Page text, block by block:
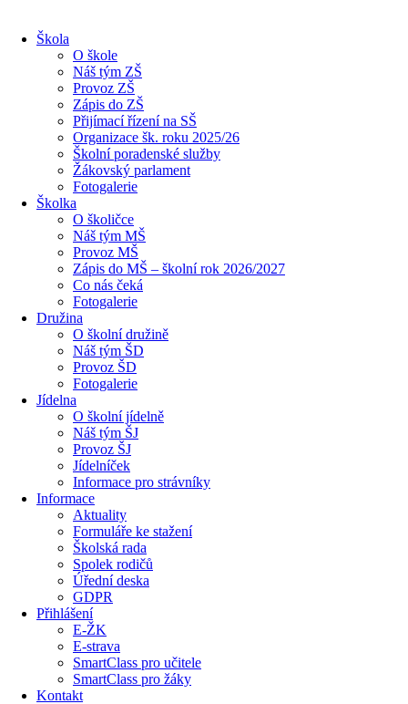
Škola
O škole
Náš tým ZŠ
Provoz ZŠ
Zápis do ZŠ
Přijímací řízení na SŠ
Organizace šk. roku 2025/26
Školní poradenské služby
Žákovský parlament
Fotogalerie
Školka
O školičce
Náš tým MŠ
Provoz MŠ
Zápis do MŠ – školní rok 2026/2027
Co nás čeká
Fotogalerie
Družina
O školní družině
Náš tým ŠD
Provoz ŠD
Fotogalerie
Jídelna
O školní jídelně
Náš tým ŠJ
Provoz ŠJ
Jídelníček
Informace pro strávníky
Informace
Aktuality
Formuláře ke stažení
Školská rada
Spolek rodičů
Úřední deska
GDPR
Přihlášení
E-ŽK
E-strava
SmartClass pro učitele
SmartClass pro žáky
Kontakt